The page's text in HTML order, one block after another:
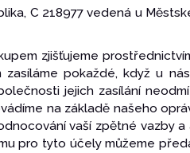
C 218977 vedená u
zjišťujeme
zasíláme pokaždé, když u
jejich zasílání
na základě našeho
vaší zpětné vazby
pro tyto účely můžeme